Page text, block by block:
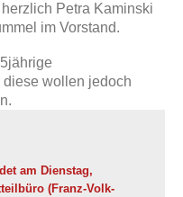
Petra Kaminski
im Vorstand.
wollen jedoch
am Dienstag,
(Franz-Volk-